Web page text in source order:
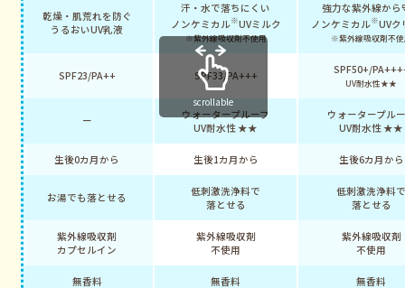
乾燥・肌荒れを防ぐ
うるおいUV乳液
汗・水で落ちにくい
ノンケミカル※UVミルク
※紫外線吸収剤不使用
強力な紫外線から
ノンケミカル※UVク
※紫外線吸収剤不
SPF23/PA++ SPF33/PA+++ SPF50+/
UV耐水性★★
ー
ウォータープルーフ
UV耐水性 ★★
ウォータープル
UV耐水性 ★★
生後0カ月から 生後1カ月から 生後6カ月から
お湯でも落とせる
低刺激洗浄料で
落とせる
低刺激洗浄料
落とせる
紫外線吸収剤
カプセルイン
紫外線吸収剤
不使用
紫外線吸収剤
不使用
無香料 無香料 無香料
scrollable